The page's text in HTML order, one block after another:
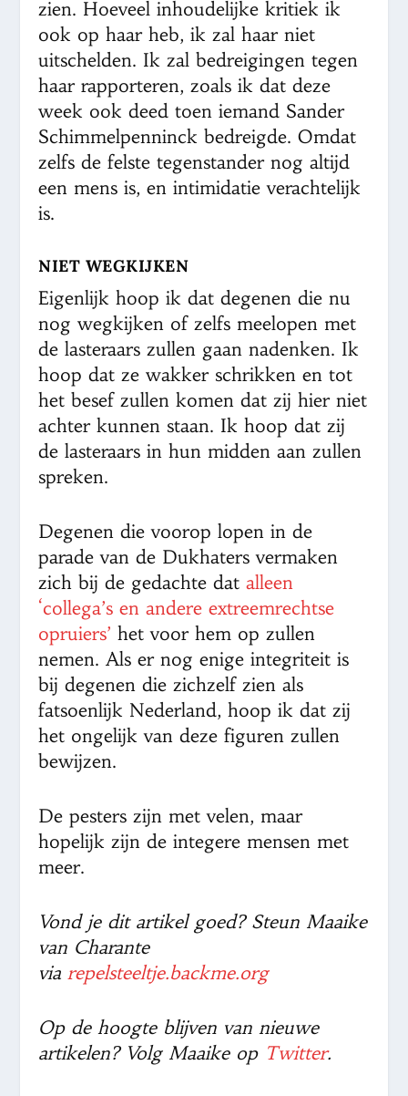
zien. Hoeveel inhoudelijke kritiek ik
ook op haar heb, ik zal haar niet
uitschelden. Ik zal bedreigingen tegen
haar rapporteren, zoals ik dat deze
week ook deed toen iemand Sander
Schimmelpenninck bedreigde. Omdat
zelfs de felste tegenstander nog altijd
een mens is, en intimidatie verachtelijk
is.
NIET WEGKIJKEN
Eigenlijk hoop ik dat degenen die nu
nog wegkijken of zelfs meelopen met
de lasteraars zullen gaan nadenken. Ik
hoop dat ze wakker schrikken en tot
het besef zullen komen dat zij hier niet
achter kunnen staan. Ik hoop dat zij
de lasteraars in hun midden aan zullen
spreken.
Degenen die voorop lopen in de
parade van de Dukhaters vermaken
zich bij de gedachte datalleen
‘collega’s en andere extreemrechtse
opruiers’ het voor hem op zullen
nemen. Als er nog enige integriteit is
bij degenen die zichzelf zien als
fatsoenlijk Nederland, hoop ik dat zij
het ongelijk van deze figuren zullen
bewijzen.
De pesters zijn met velen, maar
hopelijk zijn de integere mensen met
meer.
Vond je dit artikel goed? Steun Maaike
van Charante
viarepelsteeltje.backme.org
Op de hoogte blijven van nieuwe
artikelen? Volg Maaike op Twitter.